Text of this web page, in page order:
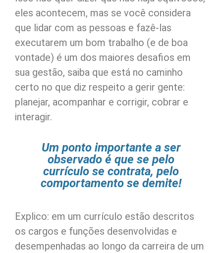
eles acontecem, mas se você considera
que lidar com as pessoas e fazê-las
executarem um bom trabalho (e de boa
vontade) é um dos maiores desafios em
sua gestão, saiba que está no caminho
certo no que diz respeito a gerir gente:
planejar, acompanhar e corrigir, cobrar e
interagir.
Um ponto importante a ser
observado é que se pelo
currículo se contrata, pelo
comportamento se demite!
Explico: em um currículo estão descritos
os cargos e funções desenvolvidas e
desempenhadas ao longo da carreira de um